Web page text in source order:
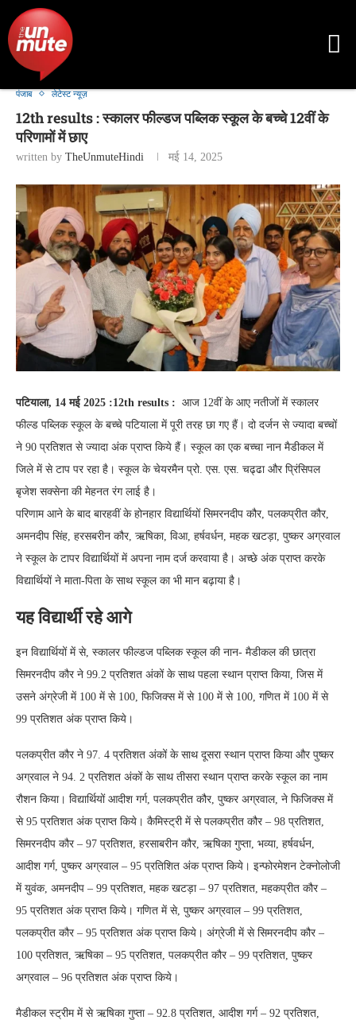
पंजाब लेटेस्ट न्यूज़
12th results : स्कालर फील्डज पब्लिक स्कूल के बच्चे 12वीं के
परिणामों में छाए
written by TheUnmuteHindi मई 14, 2025
पटियाला, 14 मई 2025 :12th results : आज 12वीं के आए नतीजों में स्कालर
फील्ड पब्लिक स्कूल के बच्चे पटियाला में पूरी तरह छा गए हैं। दो दर्जन से ज्यादा बच्चों
ने 90 प्रतिशत से ज्यादा अंक प्राप्त किये हैं। स्कूल का एक बच्चा नान मैडीकल में
जिले में से टाप पर रहा है। स्कूल के चेयरमैन प्रो. एस. एस. चढ्ढा और प्रिंसिपल
बृजेश सक्सेना की मेहनत रंग लाई है।
परिणाम आने के बाद बारहवीं के होनहार विद्यार्थियों सिमरनदीप कौर, पलकप्रीत कौर,
अमनदीप सिंह, हरसबरीन कौर, ऋषिका, विआ, हर्षवर्धन, महक खटड़ा, पुष्कर अग्रवाल
ने स्कूल के टापर विद्यार्थियों में अपना नाम दर्ज करवाया है। अच्छे अंक प्राप्त करके
विद्यार्थियों ने माता-पिता के साथ स्कूल का भी मान बढ़ाया है।
यह विद्यार्थी रहे आगे
इन विद्यार्थियों में से, स्कालर फील्डज पब्लिक स्कूल की नान- मैडीकल की छात्रा
सिमरनदीप कौर ने 99.2 प्रतिशत अंकों के साथ पहला स्थान प्राप्त किया, जिस में
उसने अंग्रेजी में 100 में से 100, फिजिक्स में से 100 में से 100, गणित में 100 में से
99 प्रतिशत अंक प्राप्त किये।
पलकप्रीत कौर ने 97. 4 प्रतिशत अंकों के साथ दूसरा स्थान प्राप्त किया और पुष्कर
अग्रवाल ने 94. 2 प्रतिशत अंकों के साथ तीसरा स्थान प्राप्त करके स्कूल का नाम
रौशन किया। विद्यार्थियों आदीश गर्ग, पलकप्रीत कौर, पुष्कर अग्रवाल, ने फिजिक्स में
से 95 प्रतिशत अंक प्राप्त किये। कैमिस्ट्री में से पलकप्रीत कौर – 98 प्रतिशत,
सिमरनदीप कौर – 97 प्रतिशत, हरसाबरीन कौर, ऋषिका गुप्ता, भव्या, हर्षवर्धन,
आदीश गर्ग, पुष्कर अग्रवाल – 95 प्रतिशित अंक प्राप्त किये। इन्फोरमेशन टेक्नोलोजी
में युवंक, अमनदीप – 99 प्रतिशत, महक खटड़ा – 97 प्रतिशत, महकप्रीत कौर –
95 प्रतिशत अंक प्राप्त किये। गणित में से, पुष्कर अग्रवाल – 99 प्रतिशत,
पलकप्रीत कौर – 95 प्रतिशत अंक प्राप्त किये। अंग्रेजी में से सिमरनदीप कौर –
100 प्रतिशत, ऋषिका – 95 प्रतिशत, पलकप्रीत कौर – 99 प्रतिशत, पुष्कर
अग्रवाल – 96 प्रतिशत अंक प्राप्त किये।
मैडीकल स्ट्रीम में से ऋषिका गुप्ता – 92.8 प्रतिशत, आदीश गर्ग – 92 प्रतिशत,